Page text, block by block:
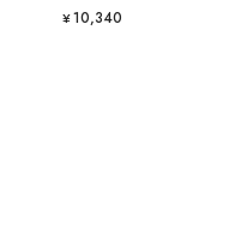
¥10,340